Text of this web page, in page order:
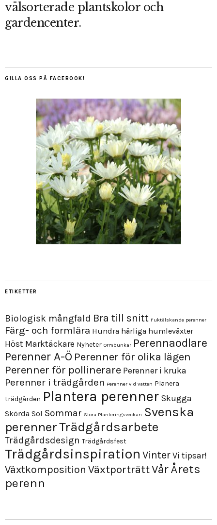
välsorterade plantskolor och
gardencenter.
GILLA OSS PÅ FACEBOOK!
ETIKETTER
Biologisk mångfald Bra till snitt Fuktälskande perenner
Färg- och formlära Hundra härliga humleväxter
Höst Marktäckare Nyheter Ormbunkar Perennaodlare
Perenner A-Ö Perenner för olika lägen
Perenner för pollinerare Perenner i kruka
Perenner i trädgården Perenner vid vatten Planera
trädgården Plantera perenner Skugga
Skörda Sol Sommar Stora Planteringsveckan Svenska
perennerTrädgårdsarbete
Trädgårdsdesign Trädgårdsfest
Trädgårdsinspiration VinterVi tipsar!
Växtkomposition VäxtporträttVårÅrets
perenn